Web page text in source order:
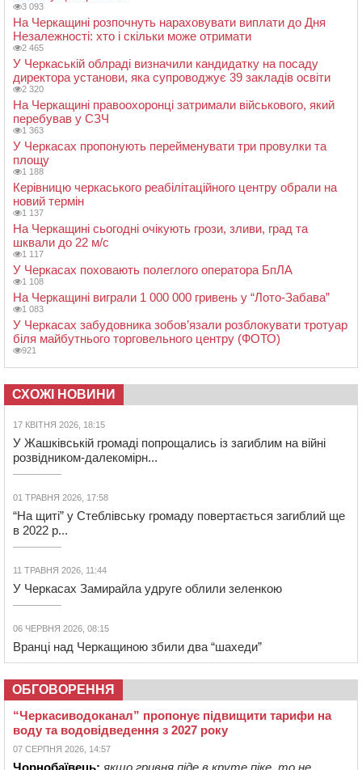
3 093
На Черкащині розпочнуть нараховувати виплати до Дня
Незалежності: хто і скільки може отримати
2 465
У Черкаській облраді визначили кандидатку на посаду
директора установи, яка супроводжує 39 закладів освіти
2 320
На Черкащині правоохоронці затримали військового, який
перебував у СЗЧ
1 363
У Черкасах пропонують перейменувати три провулки та
площу
1 188
Керівницю черкаського реабілітаційного центру обрали на
новий термін
1 137
На Черкащині сьогодні очікують грози, зливи, град та
шквали до 22 м/с
1 117
У Черкасах поховають полеглого оператора БпЛА
1 108
На Черкащині виграли 1 000 000 гривень у “Лото-Забава”
1 083
У Черкасах забудовника зобов’язали розблокувати тротуар
біля майбутнього торговельного центру (ФОТО)
921
СХОЖІ НОВИНИ
17 КВІТНЯ 2026, 18:15
У Жашківській громаді попрощались із загиблим на війні
розвідником-далекомірн...
01 ТРАВНЯ 2026, 17:58
“На щиті” у Стеблівську громаду повертається загиблий ще
в 2022 р...
11 ТРАВНЯ 2026, 11:44
У Черкасах Замирайла удруге облили зеленкою
06 ЧЕРВНЯ 2026, 08:15
Вранці над Черкащиною збили два “шахеди”
ОБГОВОРЕННЯ
“Черкасиводоканал” пропонує підвищити тарифи на
воду та водовідведення з 2027 року
07 СЕРПНЯ 2026, 14:57